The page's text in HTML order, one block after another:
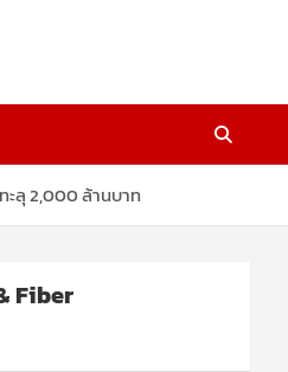
ะลุ 2,000 ล้านบาท
Fiber